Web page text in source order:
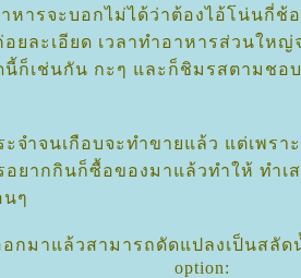
หารจะบอกไม่ได้ว่าต้องไอ้โน่นกี่
ยละเอียด เวลาทำอาหารส่วนใหญ่
นี้ก็เช่นกัน กะๆ และก็ชิมรสตามชอ
จำจนเกือบจะทำขายแล้ว แต่เพรา
อยากกินก็ซื้อของมาแล้วทำให้ ทำเ
นๆ
กมาแล้วสามารถดัดแปลงเป็นสลั
option: